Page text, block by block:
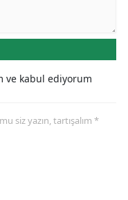
ve kabul ediyorum
siz yazın, tartışalım *